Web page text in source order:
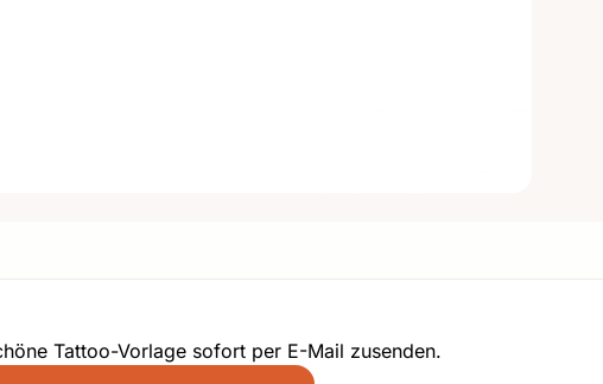
Tattoo-Vorlage sofort per E-Mail zusenden.